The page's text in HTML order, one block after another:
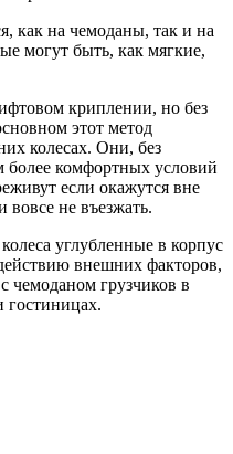
как на чемоданы, так и на
могут быть, как мягкие,
криплении, но без
этот метод
колесах. Они, без
более комфортных условий
если окажутся вне
вовсе не въезжать.
углубленные в корпус
внешних факторов,
чемоданом грузчиков в
гостиницах.